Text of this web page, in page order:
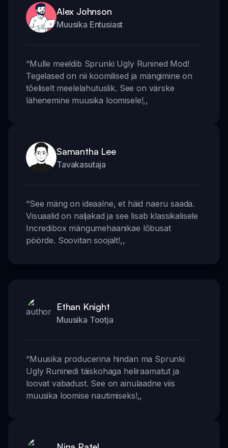
Alex Johnson
Muusika Entusiast
“Mulle meeldib Sprunki Ugly Runined Mod!
Tegelased on nii koomilised ja mängimine on
tõeliselt meelelahutuslik. See on värske
lähenemine muusika loomisele!,,
Samantha Lee
Tavakasutaja
“See mäng on ideaalne, et häid naeru saada.
Visuaalid on naljakad ja see lisab klassikalisele
Incredibox mängumehaanikae lõbusat
pöörde. Soovitan soojalt!,,
Ethan Knight
Muusika Tootja
“Muusika producerina hindan ma Sprunki
Ugly Runinedi täiskohaga heliraamatut ja
loovat vabadust. See on ainulaadne viis
muusika loomise nautimiseks!,,